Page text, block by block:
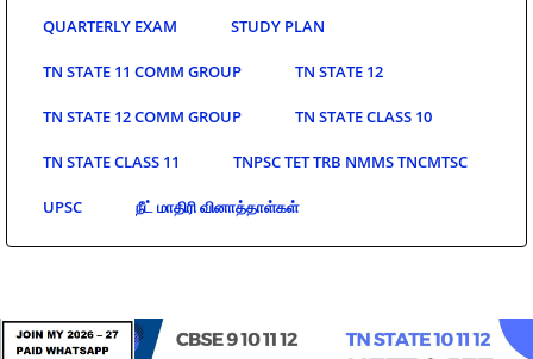
QUARTERLY EXAM STUDY PLAN
TN STATE 11 COMM GROUP TN STATE 12
TN STATE 12 COMM GROUP TN STATE CLASS 10
TN STATE CLASS 11 TNPSC TET TRB NMMS TNCMTSC
UPSC நீட் மாதிரி வினாத்தாள்கள்